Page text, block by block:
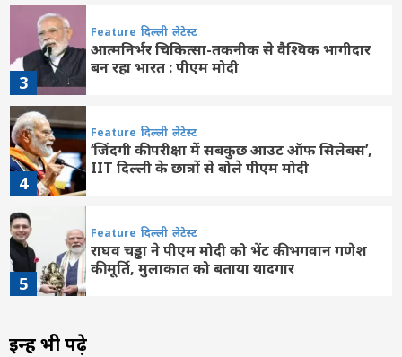
3
Feature दिल्ली लेटेस्ट
आत्मनिर्भर चिकित्सा-तकनीक से वैश्विक भागीदार
बन रहा भारत : पीएम मोदी
4
Feature दिल्ली लेटेस्ट
‘जिंदगी की परीक्षा में सबकुछ आउट ऑफ सिलेबस’,
IIT दिल्ली के छात्रों से बोले पीएम मोदी
5
Feature दिल्ली लेटेस्ट
राघव चड्ढा ने पीएम मोदी को भेंट की भगवान गणेश
की मूर्ति, मुलाकात को बताया यादगार
इन्हें भी पढ़े